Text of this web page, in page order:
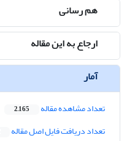
هم رسانی
ارجاع به این مقاله
آمار
تعداد مشاهده مقاله 2,165
تعداد دریافت فایل اصل مقاله